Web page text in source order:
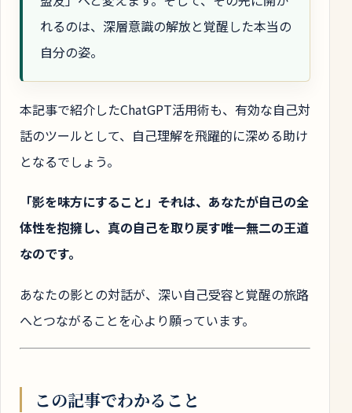
れるのは、深層意識の解放と覚醒した本当の
自分の姿。
本記事で紹介したChatGPT活用術も、有効な自己対
話のツールとして、自己理解を飛躍的に深める助け
となるでしょう。
「影を味方にすること」――それは、あなたが自己の全
体性を抱擁し、真の自己を取り戻す唯一無二の王道
なのです。
あなたの影との対話が、深い自己受容と覚醒の旅路
へとつながることを心より願っています。
この記事でわかること